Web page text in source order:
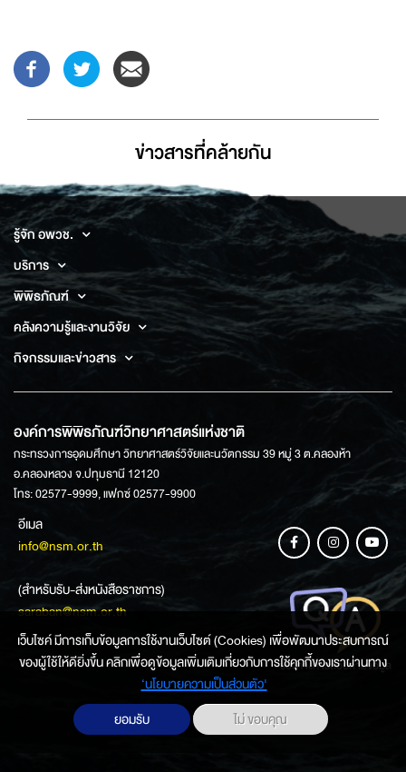
ข่าวสารที่่คล้ายกัน
รู้จัก อพวช.
บริการ
พิพิธภัณฑ์
คลังความรู้และงานวิจัย
กิจกรรมและข่าวสาร
องค์การพิพิธภัณฑ์วิทยาศาสตร์แห่งชาติ
กระทรวงการอุดมศึกษา วิทยาศาสตร์วิจัยและนวัตกรรม 39 หมู่ 3 ต.คลองห้า
อ.คลองหลวง จ.ปทุมธานี 12120
โทร: 02577-9999, แฟกซ์ 02577-9900
อีเมล
info@nsm.or.th
(สำหรับรับ-ส่งหนังสือราชการ)
saraban@nsm.or.th
ช่องทางการสอบถามข้อมูล
เว็บไซค์ มีการเก็บข้อมูลการใช้งานเว็บไซต์ (Cookies) เพื่อพัฒนาประสบการณ์
ของผู้ใช้ให้ดียิ่งขึ้น คลิกเพื่อดูข้อมูลเพิ่มเติมเกี่ยวกับการใช้คุกกี้ของเราผ่านทาง
‘นโยบายความเป็นส่วนตัว'
ยอมรับ
ไม่ ขอบคุณ